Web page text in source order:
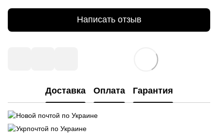
Написать отзыв
Доставка Оплата Гарантия
Новой почтой по Украине
Укрпочтой по Украине